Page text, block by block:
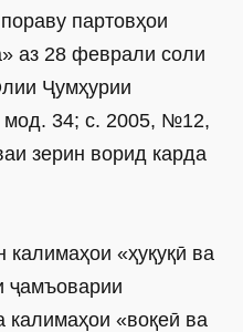
партовҳои
аз 28 феврали соли
Ҷумҳурии
мод. 34; с. 2005, №12,
зерин ворид карда
«ҳуқуқӣ ва
ҷамъоварии
калимаҳои «воқеӣ ва